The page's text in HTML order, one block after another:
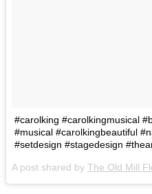
#carolking #carolkingmusical
#musical #carolkingbeautiful
#setdesign #stagedesign
A post shared by The Old Mill